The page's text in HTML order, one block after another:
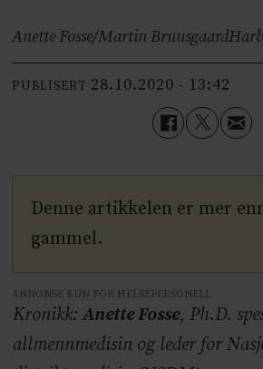
Anette Fosse/Martin Bruusgaard
PUBLISERT 28.10.2020 - 13:42
Denne artikkelen er mer
gammel.
ANNONSE KUN FOR HELSEPERSONELL
Kronikk:Anette Fosse, Ph.D.
allmennmedisin og leder for